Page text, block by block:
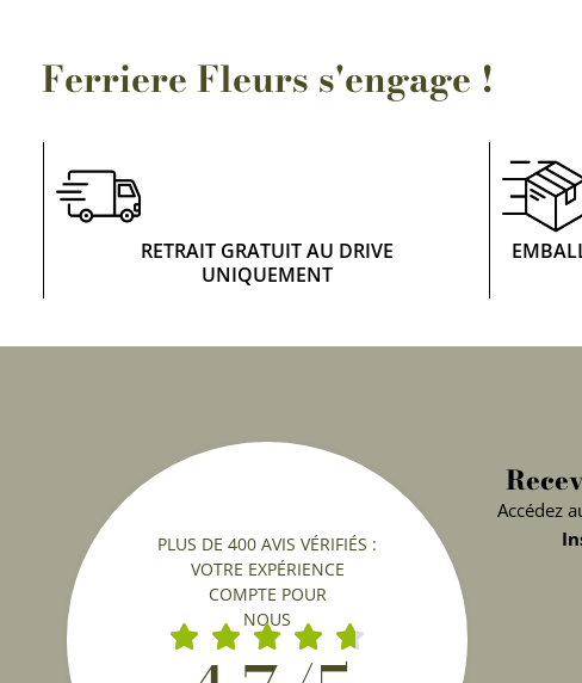
Ferriere Fleurs s'engage !
RETRAIT GRATUIT AU DRIVE
UNIQUEMENT
PLUS DE 400 AVIS VÉRIFIÉS :
VOTRE EXPÉRIENCE
COMPTE POUR
NOUS
Accédez